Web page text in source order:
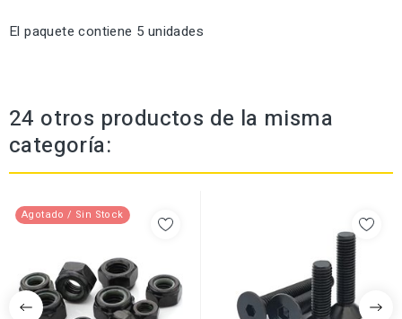
El paquete contiene 5 unidades
24 otros productos de la misma
categoría:
Agotado / Sin Stock